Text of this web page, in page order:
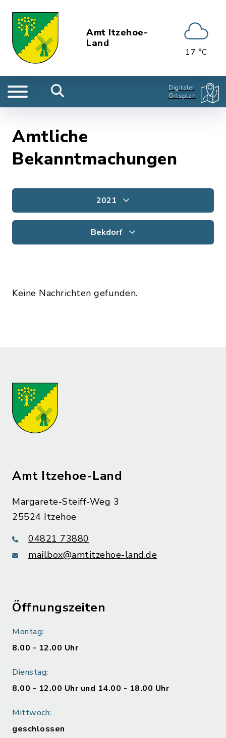
Amt Itzehoe-
Land
17 °C
Digitaler
Ortsplan
Amtliche
Bekanntmachungen
2021
Bekdorf
Keine Nachrichten gefunden.
Amt Itzehoe-Land
Margarete-Steiff-Weg 3
25524 Itzehoe
04821 73880
mailbox@amtitzehoe-land.de
Öffnungszeiten
Montag:
8.00 - 12.00 Uhr
Dienstag:
8.00 - 12.00 Uhr und 14.00 - 18.00 Uhr
Mittwoch:
geschlossen